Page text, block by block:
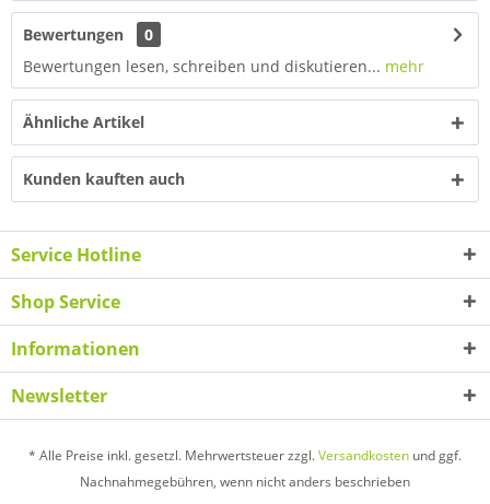
Bewertungen
0
Bewertungen lesen, schreiben und diskutieren... mehr
Ähnliche Artikel
Kunden kauften auch
Service Hotline
Shop Service
Informationen
Newsletter
* Alle Preise inkl. gesetzl. Mehrwertsteuer zzgl.Versandkosten und ggf.
Nachnahmegebühren, wenn nicht anders beschrieben